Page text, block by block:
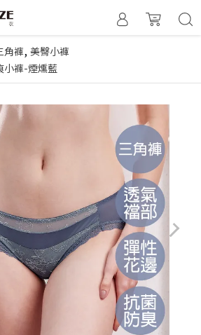
角褲, 美臀小褲
小褲-煙燻藍